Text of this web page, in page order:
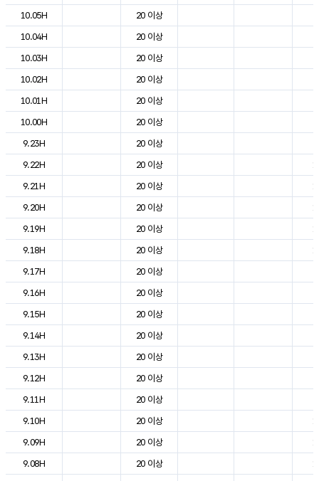
10.05H
20 이상
10.04H
20 이상
10.03H
20 이상
10.02H
20 이상
10.01H
20 이상
10.00H
20 이상
9.23H
20 이상
9.22H
20 이상
9.21H
20 이상
9.20H
20 이상
9.19H
20 이상
9.18H
20 이상
9.17H
20 이상
9.16H
20 이상
9.15H
20 이상
9.14H
20 이상
9.13H
20 이상
9.12H
20 이상
9.11H
20 이상
9.10H
20 이상
9.09H
20 이상
9.08H
20 이상